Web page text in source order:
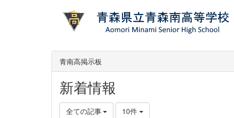
青南高掲示板
新着情報
全ての記事 10件